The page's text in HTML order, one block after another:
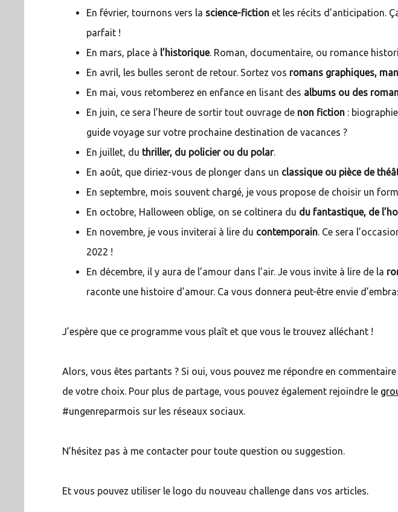
En février, tournons vers la science-fiction et les récits d’anticipation.
parfait !
En mars, place à l’historique. Roman, documentaire, ou romance
En avril, les bulles seront de retour. Sortez vos romans graphiques,
En mai, vous retomberez en enfance en lisant des albums ou des
En juin, ce sera l’heure de sortir tout ouvrage de non fiction :
guide voyage sur votre prochaine destination de vacances ?
En juillet, du thriller, du policier ou du polar.
En août, que diriez-vous de plonger dans un classique ou pièce de
En septembre, mois souvent chargé, je vous propose de choisir un
En octobre, Halloween oblige, on se coltinera du du fantastique, de
En novembre, je vous inviterai à lire du contemporain. Ce sera
2022 !
En décembre, il y aura de l’amour dans l’air. Je vous invite à lire de la
raconte une histoire d’amour. Ca vous donnera peut-être envie
J’espère que ce programme vous plaît et que vous le trouvez alléchant !
Alors, vous êtes partants ? Si oui, vous pouvez me répondre en
de votre choix. Pour plus de partage, vous pouvez également rejoindre le
#ungenreparmois sur les réseaux sociaux.
N’hésitez pas à me contacter pour toute question ou suggestion.
Et vous pouvez utiliser le logo du nouveau challenge dans vos articles.